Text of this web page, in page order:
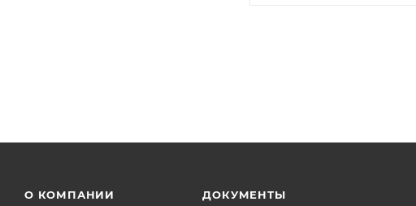
О КОМПАНИИ ДОКУМЕНТЫ